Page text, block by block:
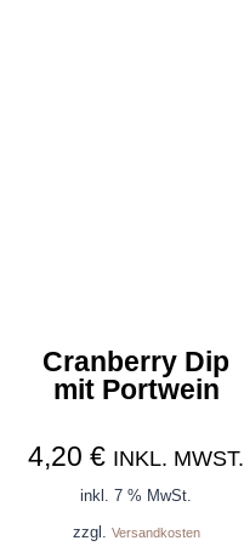
Cranberry Dip
mit Portwein
4,20 € INKL. MWST.
inkl. 7 % MwSt.
zzgl. Versandkosten